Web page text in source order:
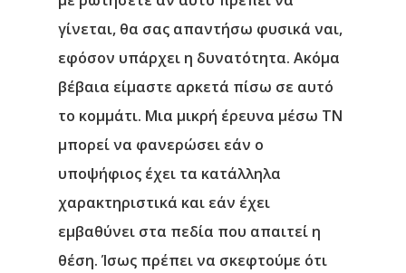
γίνεται, θα σας απαντήσω φυσικά ναι,
εφόσον υπάρχει η δυνατότητα. Ακόμα
βέβαια είμαστε αρκετά πίσω σε αυτό
το κομμάτι. Μια μικρή έρευνα μέσω ΤΝ
μπορεί να φανερώσει εάν ο
υποψήφιος έχει τα κατάλληλα
χαρακτηριστικά και εάν έχει
εμβαθύνει στα πεδία που απαιτεί η
θέση. Ίσως πρέπει να σκεφτούμε ότι